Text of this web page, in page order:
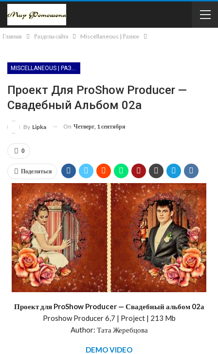
Главная Разделы сайта Miscellaneous | Разное
Проект Для ProShow Producer —
Свадебный Альбом 02а
By Lipka On Четверг, 1 сентября
0
Поделиться
Проект для ProShow Producer — Свадебный альбом 02а
Proshow Producer 6,7 | Project | 213 Mb
Author: Тата Жеребцова
DEMO VIDEO